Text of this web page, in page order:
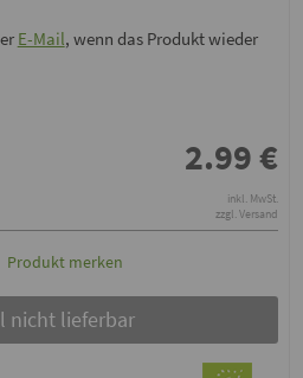
E-Mail, wenn das Produkt wieder
2.99€
inkl. MwSt.
zzgl. Versand
Produkt merken
nicht lieferbar